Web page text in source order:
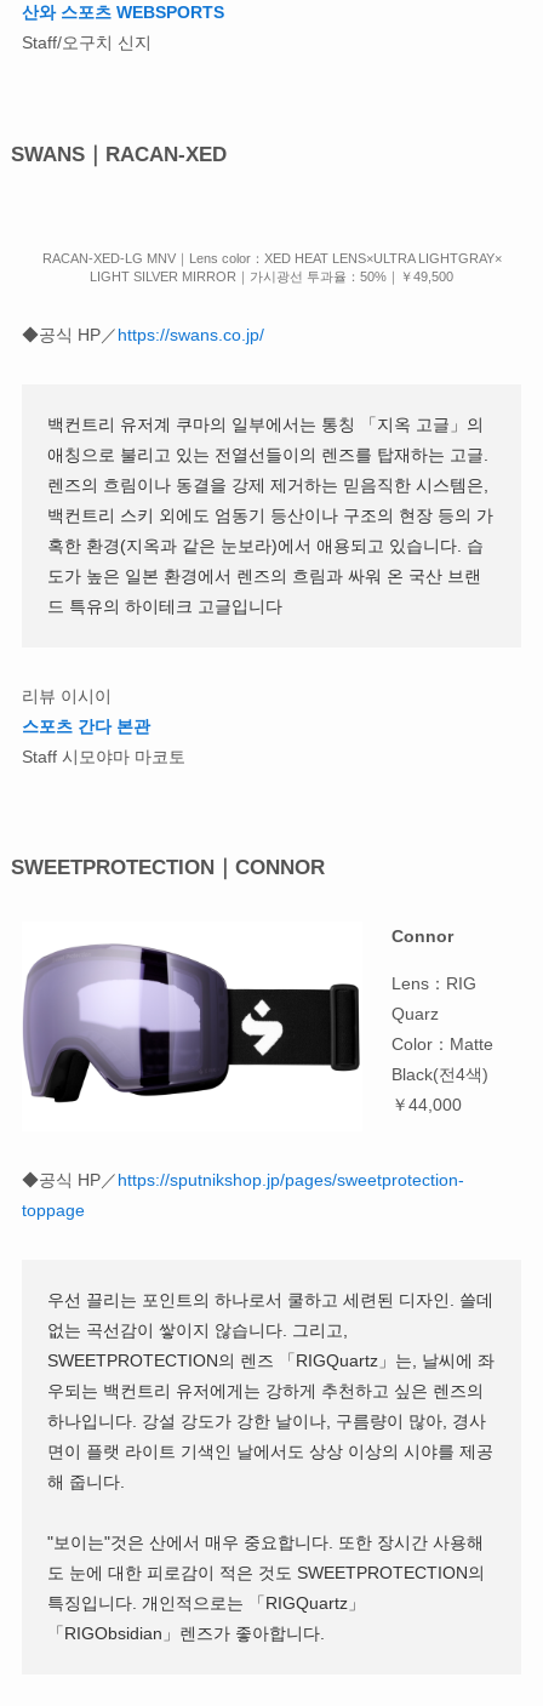
산와 스포츠 WEBSPORTS
Staff/오구치 신지
SWANS｜RACAN-XED
RACAN-XED-LG MNV｜Lens color：XED HEAT LENS×ULTRA LIGHTGRAY×
LIGHT SILVER MIRROR｜가시광선 투과율：50%｜￥49,500
◆공식 HP／https://swans.co.jp/
백컨트리 유저계 쿠마의 일부에서는 통칭 「지옥 고글」의
애칭으로 불리고 있는 전열선들이의 렌즈를 탑재하는 고글.
렌즈의 흐림이나 동결을 강제 제거하는 믿음직한 시스템은,
백컨트리 스키 외에도 엄동기 등산이나 구조의 현장 등의 가
혹한 환경(지옥과 같은 눈보라)에서 애용되고 있습니다. 습
도가 높은 일본 환경에서 렌즈의 흐림과 싸워 온 국산 브랜
드 특유의 하이테크 고글입니다
리뷰 이시이
스포츠 간다 본관
Staff 시모야마 마코토
SWEETPROTECTION｜CONNOR
Connor
Lens：RIG
Quarz
Color：Matte
Black(전4색)
￥44,000
◆공식 HP／https://sputnikshop.jp/pages/sweetprotection-
toppage
우선 끌리는 포인트의 하나로서 쿨하고 세련된 디자인. 쓸데
없는 곡선감이 쌓이지 않습니다. 그리고,
SWEETPROTECTION의 렌즈 「RIGQuartz」는, 날씨에 좌
우되는 백컨트리 유저에게는 강하게 추천하고 싶은 렌즈의
하나입니다. 강설 강도가 강한 날이나, 구름량이 많아, 경사
면이 플랫 라이트 기색인 날에서도 상상 이상의 시야를 제공
해 줍니다.
"보이는"것은 산에서 매우 중요합니다. 또한 장시간 사용해
도 눈에 대한 피로감이 적은 것도 SWEETPROTECTION의
특징입니다. 개인적으로는 「RIGQuartz」
「RIGObsidian」렌즈가 좋아합니다.